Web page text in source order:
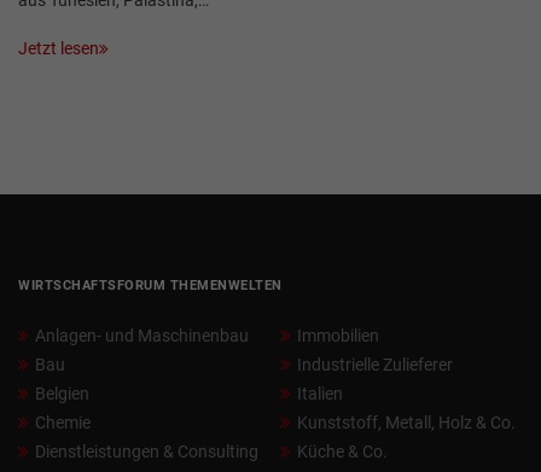
Jetzt lesen
WIRTSCHAFTSFORUM THEMENWELTEN
Anlagen- und Maschinenbau
Bau
Belgien
Chemie
Dienstleistungen & Consulting
Immobilien
Industrielle Zulieferer
Italien
Kunststoff, Metall, Holz & Co.
Küche & Co.